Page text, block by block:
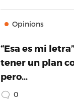
Opinions
“Esa es mi
tener un plan
pero…
0